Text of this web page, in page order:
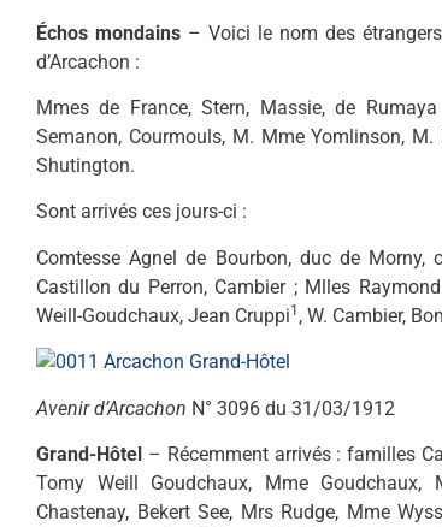
Échos mondains – Voici le nom des
d’Arcachon :
Mmes de France, Stern, Massie, de
Semanon, Courmouls, M. Mme Yomlinson,
Shutington.
Sont arrivés ces jours-ci :
Comtesse Agnel de Bourbon, duc de
Castillon du Perron, Cambier ; Mlles
Weill-Goudchaux, Jean Cruppi1 , W. Cambier,
Avenir d’Arcachon N° 3096 du 31/03/1912
Grand-Hôtel – Récemment arrivés : familles
Tomy Weill Goudchaux, Mme Goudchaux,
Chastenay, Bekert See, Mrs Rudge, Mme